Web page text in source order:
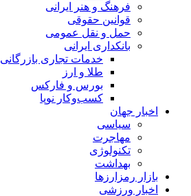
فرهنگ و هنر ایرانی
قوانین حقوقی
حمل و نقل عمومی
بانکداری ایرانی
خدمات تجاری بازرگانی
طلا و ارز
بورس و فارکس
کسب‌وکار نوپا
اخبار جهان
سیاسی
مهاجرت
تکنولوژی
بهداشت
بازار رمزارزها
اخبار ورزشی